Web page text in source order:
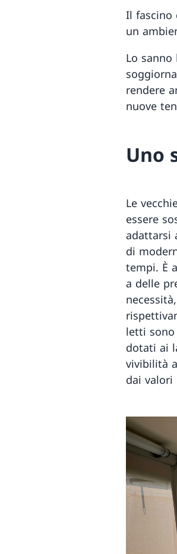
Il fascino
un
Lo
rendere
nuove
Uno
Le
essere
adattarsi
di
tempi. È
a delle
letti
dotati ai
vivibilità
dai valori